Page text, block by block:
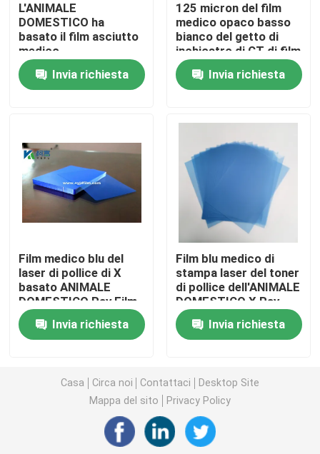
Tutti i casi
X medica Ray Film
Getto di inchiostro X Ray Film
Laser X Ray Film
Film asciutto medico
Lastra radioscopica dell'ANIMALE DOMESTICO
Film della matrice per serigrafia
Film del trasferimento di calore
film termico medico
L'ANIMALE
DOMESTICO ha
basato il film asciutto
medico
Invia richiesta
125 micron del film
medico opaco basso
bianco del getto di
inchiostro di CT di film
tridimensionale di
ricercaInvia richiesta
Film medico blu del
laser di pollice di X
basato ANIMALE
DOMESTICO Ray Film
8x10 per l'uscita di
immagine di Digital
Invia richiesta
Film blu medico di
stampa laser del toner
di pollice dell'ANIMALE
DOMESTICO X Ray
Film 11x14 di
radiologia dell'OEM
Invia richiesta
Casa Circa noi Contattaci
Desktop Site
Mappa del sito
Privacy Policy